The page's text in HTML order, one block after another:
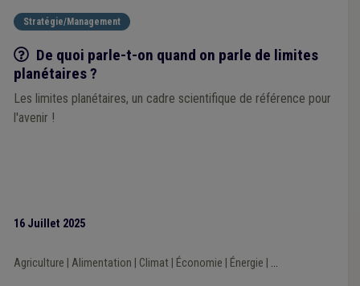
Stratégie/Management
Q/R
De quoi parle-t-on quand on parle de limites
planétaires ?
Les limites planétaires, un cadre scientifique de référence pour
l'avenir !
16 Juillet 2025
Agriculture Alimentation Climat| Économie Énergie ...